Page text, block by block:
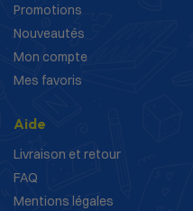
Promotions
Nouveautés
Mon compte
Mes favoris
Aide
Livraison et retour
FAQ
Mentions légales